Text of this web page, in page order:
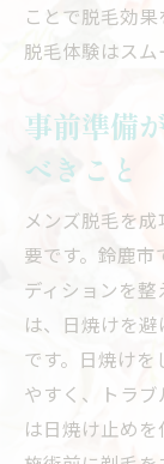
季節
鈴鹿
鈴鹿市で
スを比較
鈴鹿
比較
各サ
た選
サー
鈴鹿
選ば
ことで脱毛効
脱毛体験はスム
事前準備
べきこと
メンズ脱毛を
要です。鈴鹿
ディションを
は、日焼けを
です。日焼け
やすく、トラ
は日焼け止めを